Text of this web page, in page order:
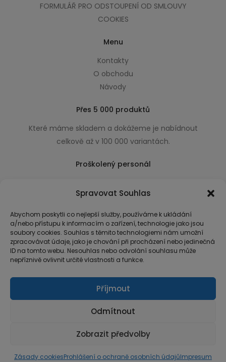
Spravovat Souhlas
Abychom poskytli co nejlepší služby, používáme k ukládání
a/nebo přístupu k informacím o zařízení, technologie jako jsou
soubory cookies. Souhlas s těmito technologiemi nám umožní
zpracovávat údaje, jako je chování při procházení nebo jedinečná
ID na tomto webu. Nesouhlas nebo odvolání souhlasu může
nepříznivě ovlivnit určité vlastnosti a funkce.
Příjmout
Odmítnout
Zobrazit předvolby
Zásady cookiesProhlášení o ochraně osobních údajůImpresum
FORMULÁŘ PRO ODSTOUPENÍ OD SMLOUVY
COOKIES
Menu
Kontakty
O obchodu
Návody
Přes 5 000 produktů
Které máme skladem a dokážeme je nabídnout
celkově až v 100 000 variantách.
Proškolený personál
usnadňující nákup.
© Copyright 2026 MarketArt